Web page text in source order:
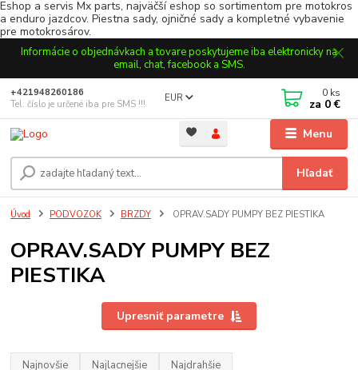
Eshop a servis Mx parts, najväčší eshop so sortimentom pre motokros
a enduro jazdcov. Piestna sady, ojničné sady a kompletné vybavenie
pre motokrosárov.
Informácie o objednávkach a tovare poskytujeme iba elektronicky na
email, chat, facebook a SMS.
Menu
EUR
Hľadať
+421948260186
Tel. číslo je určené iba pre SMS !!!
0 ks
za 0 €
Úvod PODVOZOK BRZDY OPRAV.SADY PUMPY BEZ PIESTIKA
OPRAV.SADY PUMPY BEZ
PIESTIKA
Upresniť parametre
Najnovšie Najlacnejšie Najdrahšie